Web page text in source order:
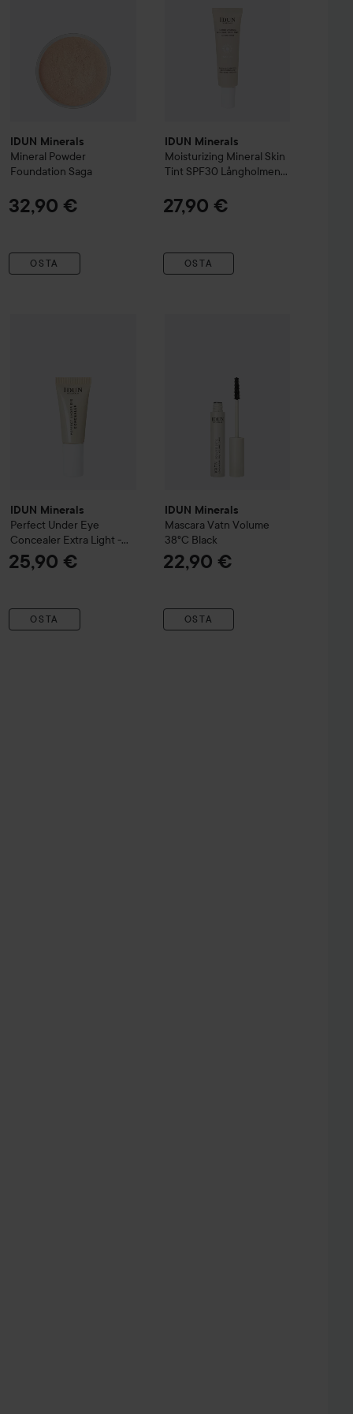
IDUN Minerals
Mineral Powder
Foundation Saga
32,90 €
OSTA
IDUN Minerals
Moisturizing Mineral Skin
Tint SPF30 Långholmen
27,90 €
OSTA
IDUN Minerals
Perfect Under Eye
Concealer Extra Light -
Sand
25,90 €
OSTA
IDUN Minerals
Mascara Vatn Volume
38°C Black
22,90 €
OSTA